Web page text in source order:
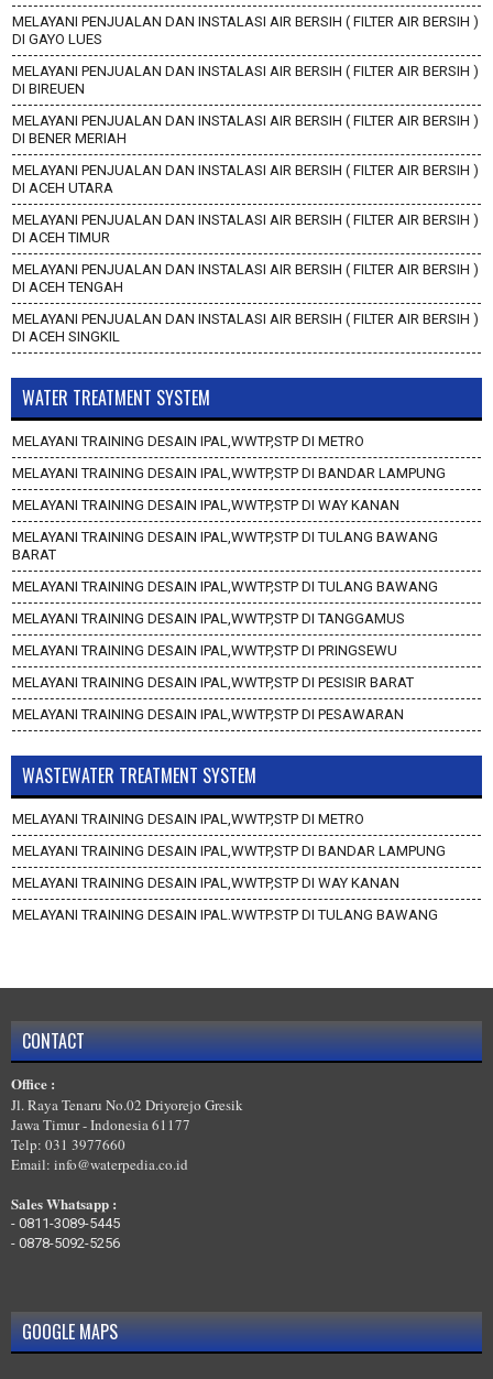
MELAYANI PENJUALAN DAN INSTALASI AIR BERSIH ( FILTER AIR BERSIH )
DI GAYO LUES
MELAYANI PENJUALAN DAN INSTALASI AIR BERSIH ( FILTER AIR BERSIH )
DI BIREUEN
MELAYANI PENJUALAN DAN INSTALASI AIR BERSIH ( FILTER AIR BERSIH )
DI BENER MERIAH
MELAYANI PENJUALAN DAN INSTALASI AIR BERSIH ( FILTER AIR BERSIH )
DI ACEH UTARA
MELAYANI PENJUALAN DAN INSTALASI AIR BERSIH ( FILTER AIR BERSIH )
DI ACEH TIMUR
MELAYANI PENJUALAN DAN INSTALASI AIR BERSIH ( FILTER AIR BERSIH )
DI ACEH TENGAH
MELAYANI PENJUALAN DAN INSTALASI AIR BERSIH ( FILTER AIR BERSIH )
DI ACEH SINGKIL
WATER TREATMENT SYSTEM
MELAYANI TRAINING DESAIN IPAL,WWTP,STP DI METRO
MELAYANI TRAINING DESAIN IPAL,WWTP,STP DI BANDAR LAMPUNG
MELAYANI TRAINING DESAIN IPAL,WWTP,STP DI WAY KANAN
MELAYANI TRAINING DESAIN IPAL,WWTP,STP DI TULANG BAWANG
BARAT
MELAYANI TRAINING DESAIN IPAL,WWTP,STP DI TULANG BAWANG
MELAYANI TRAINING DESAIN IPAL,WWTP,STP DI TANGGAMUS
MELAYANI TRAINING DESAIN IPAL,WWTP,STP DI PRINGSEWU
MELAYANI TRAINING DESAIN IPAL,WWTP,STP DI PESISIR BARAT
MELAYANI TRAINING DESAIN IPAL,WWTP,STP DI PESAWARAN
WASTEWATER TREATMENT SYSTEM
MELAYANI TRAINING DESAIN IPAL,WWTP,STP DI METRO
MELAYANI TRAINING DESAIN IPAL,WWTP,STP DI BANDAR LAMPUNG
MELAYANI TRAINING DESAIN IPAL,WWTP,STP DI WAY KANAN
MELAYANI TRAINING DESAIN IPAL,WWTP,STP DI TULANG BAWANG
MELAYANI TRAINING DESAIN IPAL,WWTP,STP DI PESISIR BARAT
MELAYANI TRAINING DESAIN IPAL,WWTP,STP DI PESAWARAN
CONTACT
Office :
Jl. Raya Tenaru No.02 Driyorejo Gresik
Jawa Timur - Indonesia 61177
Telp: 031 3977660
Email: info@waterpedia.co.id
Sales Whatsapp :
- 0811-3089-5445
- 0878-5092-5256
GOOGLE MAPS